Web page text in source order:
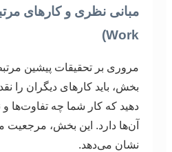
Work)
مروری بر تحقیقات پیشین
بخش، باید کارهای دیگران را
دهید که کار شما چه تفاوت‌ها
آن‌ها دارد. این بخش، مرجعیت
نشان می‌دهد.